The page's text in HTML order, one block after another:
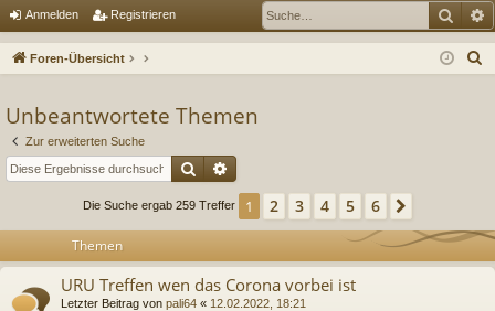
ch
ne
ug
riff
or
en m
eg
ist
Anmelden Registrieren
Foren-Übersicht
Unbeantwortete Themen
Zur erweiterten Suche
Suche
Die Suche ergab 259 Treffer 1 2 3 4 5 6
Themen
URU Treffen wen das Corona vorbei ist
Letzter Beitrag von pali64 « 12.02.2022, 18:21